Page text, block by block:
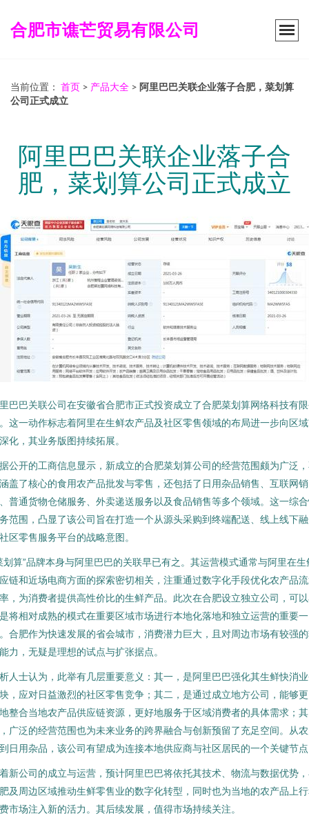
合肥市谯芒贸易有限公司
当前位置： 首页 > 产品大全 > 阿里巴巴关联企业落子合肥，菜划算
公司正式成立
阿里巴巴关联企业落子合
肥，菜划算公司正式成立
巴巴关联公司在安徽省合肥市正式投资成立了合肥菜划算网络科技有
这一动作标志着阿里在生鲜农产品及社区零售领域的布局进一步向区
化，其业务版图持续拓展。
公开的工商信息显示，新成立的合肥菜划算公司的经营范围颇为广泛
盖了核心的食用农产品批发与零售，还包括了日用杂品销售、互联网销
普通货物仓储服务、外卖递送服务以及食品销售等多个领域。这一综
范围，凸显了该公司旨在打造一个从源头采购到终端配送、线上线下
区零售服务平台的战略意图。
划算”品牌本身与阿里巴巴的关联早已有之。其运营模式通常与阿里在生
链和近场电商方面的探索密切相关，注重通过数字化手段优化农产品
，为消费者提供高性价比的生鲜产品。此次在合肥设立独立公司，可
将相对成熟的模式在重要区域市场进行本地化落地和独立运营的重要一
合肥作为快速发展的省会城市，消费潜力巨大，且对周边市场有较强
力，无疑是理想的试点与扩张据点。
人士认为，此举有几层重要意义：其一，是阿里巴巴强化其生鲜快消
，应对日益激烈的社区零售竞争；其二，是通过成立地方公司，能够
整合当地农产品供应链资源，更好地服务于区域消费者的具体需求；其
广泛的经营范围也为未来业务的跨界融合与创新预留了充足空间。从
日用杂品，该公司有望成为连接本地供应商与社区居民的一个关键节
新公司的成立与运营，预计阿里巴巴将依托其技术、物流与数据优势
及周边区域推动生鲜零售业的数字化转型，同时也为当地的农产品上
市场注入新的活力。其后续发展，值得市场持续关注。